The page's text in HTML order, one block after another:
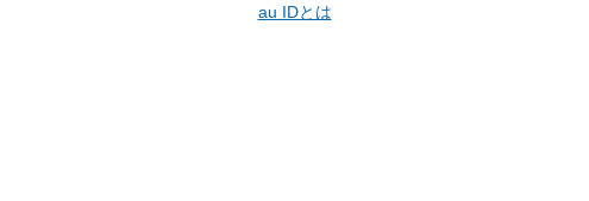
au IDとは